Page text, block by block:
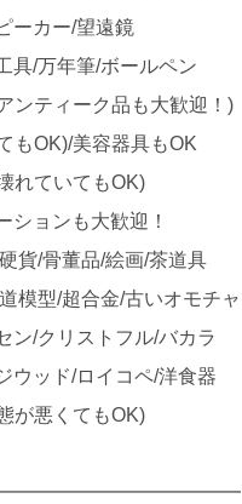
ーカー/望遠鏡
具/万年筆/ボールペン
ンティーク品も大歓迎！)
もOK)/美容器具もOK
れていてもOK)
ションも大歓迎！
貨/骨董品/絵画/茶道具
模型/超合金/古いオモチャ
ン/クリストフル/バカラ
ウッド/ロイコペ/洋食器
が悪くてもOK)